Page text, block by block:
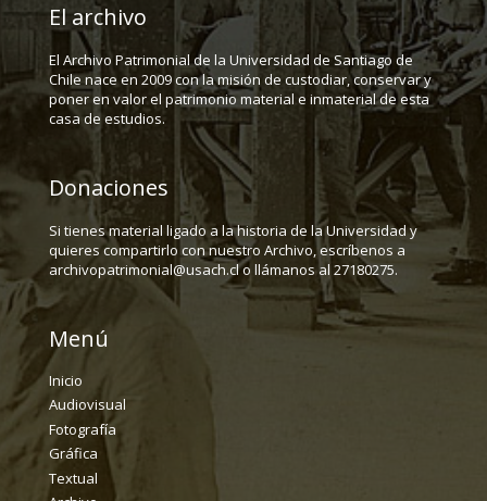
El archivo
El Archivo Patrimonial de la Universidad de Santiago de
Chile nace en 2009 con la misión de custodiar, conservar y
poner en valor el patrimonio material e inmaterial de esta
casa de estudios.
Donaciones
Si tienes material ligado a la historia de la Universidad y
quieres compartirlo con nuestro Archivo, escríbenos a
archivopatrimonial@usach.cl o llámanos al 27180275.
Menú
Inicio
Audiovisual
Fotografía
Gráfica
Textual